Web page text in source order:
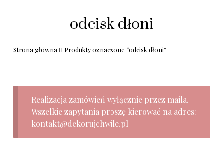
odcisk dłoni
Strona główna Produkty oznaczone “odcisk dłoni”
Realizacja zamówień wyłącznie przez maila.
Wszelkie zapytania proszę kierować na adres:
kontakt@dekorujchwile.pl